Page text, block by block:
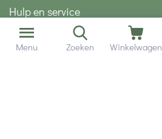
Hulp en service
Contact gegevens
Menu Zoeken Winkelwagen